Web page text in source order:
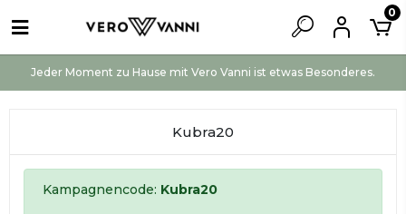
Jeder Moment zu Hause mit Vero Vanni ist etwas Besonderes.
0
Kubra20
Kampagnencode: Kubra20